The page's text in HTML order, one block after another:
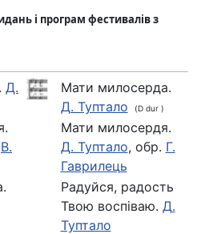
і програм фестивалів з
Д.
В.
Мати милосерда.
Д. Туптало
(D dur )
Мати милосердя.
Д. Туптало, обр. Г.
Гаврилець
Радуйся, радость
Твою воспіваю. Д.
Туптало